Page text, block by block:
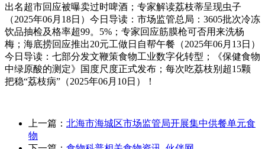
出名超市回应被曝卖过时啤酒；专家解读荔枝蒂呈现虫子
（2025年06月18日）今日导读：市场监管总局：3605批次冷冻
饮品抽检及格率超99。5%；专家回应筋膜枪可否用来洗杨
梅；海底捞回应推出20元工做日自帮午餐（2025年06月13日）
今日导读：七部分发文鞭策食物工业数字化转型；《保健食物
中绿原酸的测定》国度尺度正式发布；每次吃荔枝别超15颗
把稳“荔枝病”（2025年06月10日）！
上一篇： 北海市海城区市场监管局开展集中供餐单元食
物